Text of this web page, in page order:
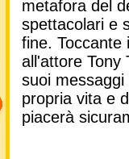
metafora del
spettacolari e
fine. Toccante
all'attore Tony
suoi
propria vita e
piacerà